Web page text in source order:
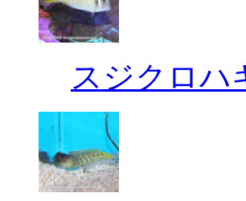
スジクロハ